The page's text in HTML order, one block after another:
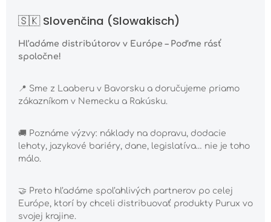
🇸🇰 Slovenčina (Slowakisch)
Hľadáme distribútorov v Európe – Poďme rásť
spoločne!
📍 Sme z Laaberu v Bavorsku a doručujeme priamo
zákazníkom v Nemecku a Rakúsku.
🚚 Poznáme výzvy: náklady na dopravu, dodacie
lehoty, jazykové bariéry, dane, legislatíva… nie je toho
málo.
🤝 Preto hľadáme spoľahlivých partnerov po celej
Európe, ktorí by chceli distribuovať produkty Purux vo
svojej krajine.